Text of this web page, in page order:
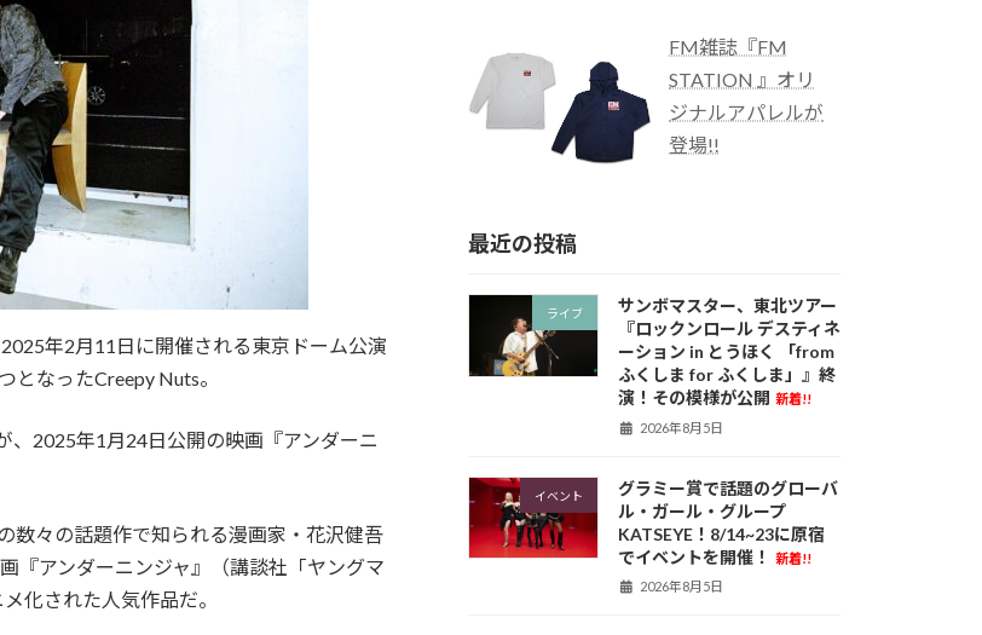
年2月11日に開催される東京ドーム公演
となったCreepy Nuts。
2025年1月24日公開の映画『アンダーニ
数々の話題作で知られる漫画家・花沢健吾
『アンダーニンジャ』（講談社「ヤングマ
化された人気作品だ。
FM雑誌『FM
STATION 』オリ
ジナルアパレルが
登場!!
最近の投稿
ライブ
サンボマスター、東北ツアー
『ロックンロール デスティネ
ーション in とうほく 「from
ふくしま for ふくしま」』終
演！その模様が公開 新着!!
2026年8月5日
イベント
グラミー賞で話題のグローバ
ル・ガール・グループ
KATSEYE！8/14~23に原宿
でイベントを開催！
新着!!
2026年8月5日